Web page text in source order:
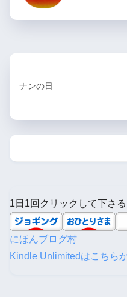
ナンの日
1日1回クリックして下さ
にほんブログ村
Kindle Unlimitedはこちら